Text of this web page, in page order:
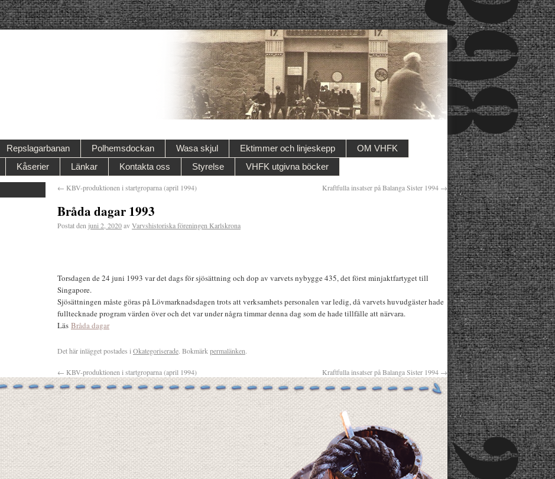
Repslagarbanan Polhemsdockan Wasa skjul Ektimmer och linjeskepp
OM VHFK
Kåserier Länkar Kontakta oss Styrelse VHFK utgivna böcker
← KBV-produktionen i startgroparna (april 1994) Kraftfulla insatser på Balanga Sister 1994 →
Bråda dagar 1993
Postat den juni 2, 2020avVarvshistoriska föreningen Karlskrona
Torsdagen de 24 juni 1993 var det dags för sjösättning och dop av varvets nybygge 435, det först minjaktfartyget till
Singapore.
Sjösättningen måste göras på Lövmarknadsdagen trots att verksamhets personalen var ledig, då varvets huvudgäster hade
fulltecknade program värden över och det var under några timmar denna dag som de hade tillfälle att närvara.
Läs Bråda dagar
Det här inlägget postades i Okategoriserade. Bokmärk permalänken.
← KBV-produktionen i startgroparna (april 1994) Kraftfulla insatser på Balanga Sister 1994 →